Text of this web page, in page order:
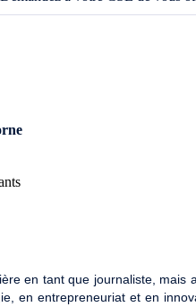
en tant que journaliste,
en entrepreneuriat et en